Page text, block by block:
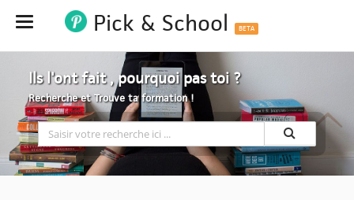
Hide Pick & School BETA
Ils l'ont fait , pourquoi pas toi ?
Recherche et Trouve ta formation !